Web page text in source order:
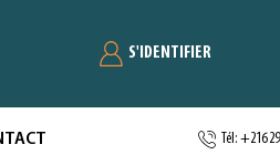
S'IDENTIFIER
Tél: +216